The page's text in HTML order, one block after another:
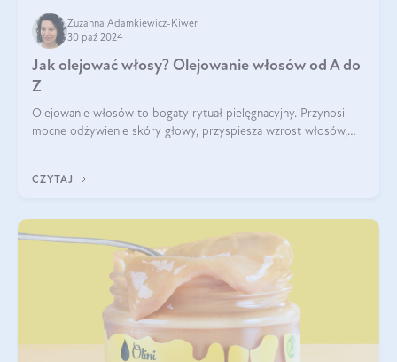
Zuzanna Adamkiewicz-Kiwer
30 paź 2024
Jak olejować włosy? Olejowanie włosów od A do
Z
Olejowanie włosów to bogaty rytuał pielęgnacyjny. Przynosi
mocne odżywienie skóry głowy, przyspiesza wzrost włosów,
CZYTAJ